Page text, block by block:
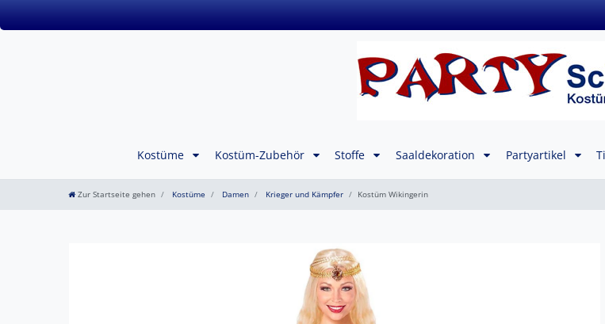
Kostüme Kostüm-Zubehör Stoffe Saaldekoration Partyartikel
Zur Startseite gehen Kostüme Damen Krieger und Kämpfer Kostüm Wikingerin